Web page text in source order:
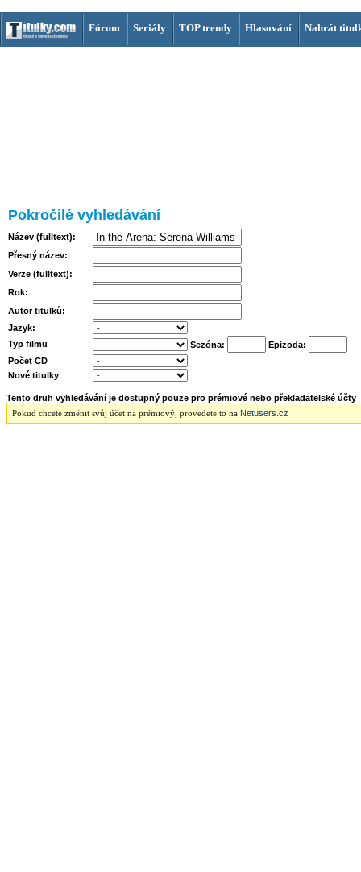
Fórum Seriály TOP trendy Hlasování Nahrát
Pokročilé vyhledávání
Název (fulltext):
Přesný název:
Verze (fulltext):
Rok:
Autor titulků:
Jazyk:
Typ filmu
Sezóna:
Epizoda:
Počet CD
Nové titulky
Tento druh vyhledávání je dostupný pouze pro prémiové nebo překladatelské účty
Pokud chcete změnit svůj účet na prémiový, provedete to na Netusers.cz